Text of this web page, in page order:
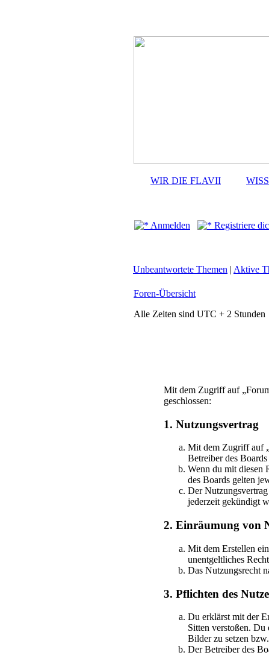
WIR DIE FLAVII
Anmelden Registriere
Unbeantwortete Themen | Aktive
Foren-Übersicht
Alle Zeiten sind UTC + 2 Stunden
Mit dem Zugriff auf
geschlossen:
1. Nutzungsvertrag
Mit dem Zugriff auf
Betreiber des
Wenn du mit diesen
des Boards gelten
Der
jederzeit gekündigt
2. Einräumung von
Mit dem Erstellen
unentgeltliches
Das Nutzungsrecht
3. Pflichten des
Du erklärst mit der
Sitten verstoßen. Du
Bilder zu setzen
Der Betreiber des